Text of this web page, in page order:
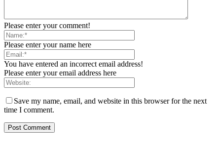
Please enter your comment!
Please enter your name here
You have entered an incorrect email address!
Please enter your email address here
Save my name, email, and website in this browser for the next
time I comment.